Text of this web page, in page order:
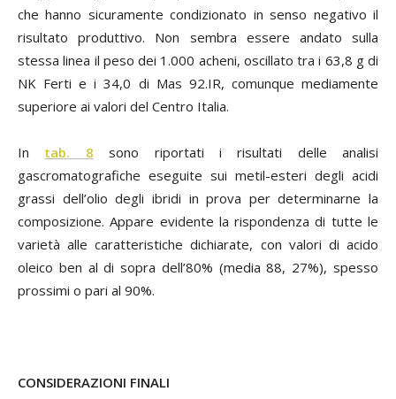
che hanno sicuramente condizionato in senso negativo il
risultato produttivo. Non sembra essere andato sulla
stessa linea il peso dei 1.000 acheni, oscillato tra i 63,8 g di
NK Ferti e i 34,0 di Mas 92.IR, comunque mediamente
superiore ai valori del Centro Italia.
In tab. 8 sono riportati i risultati delle analisi
gascromatografiche eseguite sui metil-esteri degli acidi
grassi dell’olio degli ibridi in prova per determinarne la
composizione. Appare evidente la rispondenza di tutte le
varietà alle caratteristiche dichiarate, con valori di acido
oleico ben al di sopra dell’80% (media 88, 27%), spesso
prossimi o pari al 90%.
CONSIDERAZIONI FINALI